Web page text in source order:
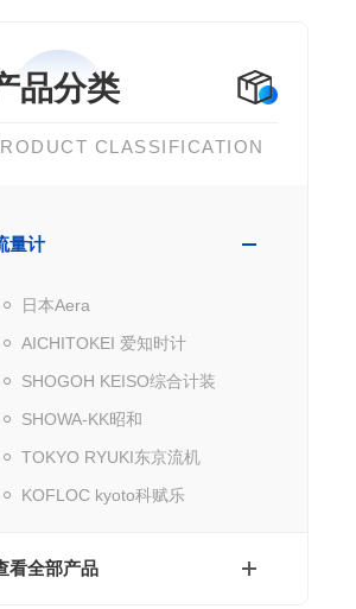
品分类
CLASSIFICATION
量计
日本Aera
AICHITOKEI 爱知时计
SHOGOH KEISO综合计装
SHOWA-KK昭和
TOKYO RYUKI东京流机
KOFLOC kyoto科赋乐
看全部产品